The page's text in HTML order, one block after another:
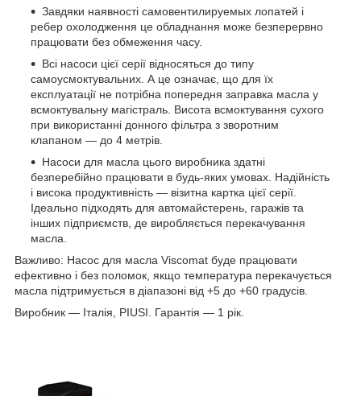
Завдяки наявності самовентилируемых лопатей і
ребер охолодження це обладнання може безперервно
працювати без обмеження часу.
Всі насоси цієї серії відносяться до типу
самоусмоктувальних. А це означає, що для їх
експлуатації не потрібна попередня заправка масла у
всмоктувальну магістраль. Висота всмоктування сухого
при використанні донного фільтра з зворотним
клапаном — до 4 метрів.
Насоси для масла цього виробника здатні
безперебійно працювати в будь-яких умовах. Надійність
і висока продуктивність — візитна картка цієї серії.
Ідеально підходять для автомайстерень, гаражів та
інших підприємств, де виробляється перекачування
масла.
Важливо: Насос для масла Viscomat буде працювати
ефективно і без поломок, якщо температура перекачується
масла підтримується в діапазоні від +5 до +60 градусів.
Виробник — Італія, PIUSI. Гарантія — 1 рік.